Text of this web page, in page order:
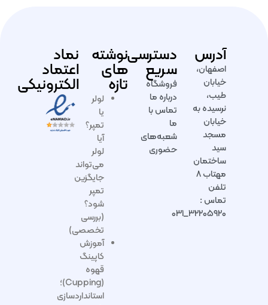
آدرس
اصفهان،
خیابان
طیب،
نرسیده به
خیابان
مسجد
سید
ساختمان
مهتاب ۸
تلفن
تماس :
۳۲۲۰۵۹۲۰_۰۳۱
دسترسی
سریع
فروشگاه
درباره ما
تماس با
ما
شعبه‌های
حضوری
نوشته
های
تازه
لولر
یا
تمپر؟
آیا
لولر
می‌تواند
جایگزین
تمپر
شود؟
(بررسی
تخصصی)
آموزش
کاپینگ
قهوه
(Cupping)؛
استانداردسازی
نماد
اعتماد
الکترونیکی